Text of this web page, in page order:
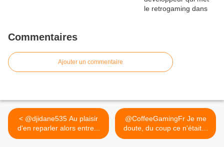
Commentaires
Ajouter un commentaire
< @djidane535 Au plaisir
d'en reparler alors entre...
@CoffeeGamingFr Je me
doute, du coup ce n'était...
>